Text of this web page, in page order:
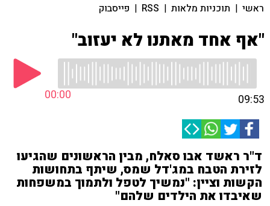
ראשי | תוכניות מלאות |
RSS
| פייסבוק
"אף אחד מאתנו לא יעזוב"
00:00 09:53
ד"ר ראשד אבו סאלח, מבין הראשונים שהגיעו
לזירת הטבח במג'דל שמס, שיתף בתחושות
הקשות וציין: "נמשיך לטפל ולתמוך במשפחות
שאיבדו את הילדים שלהם"